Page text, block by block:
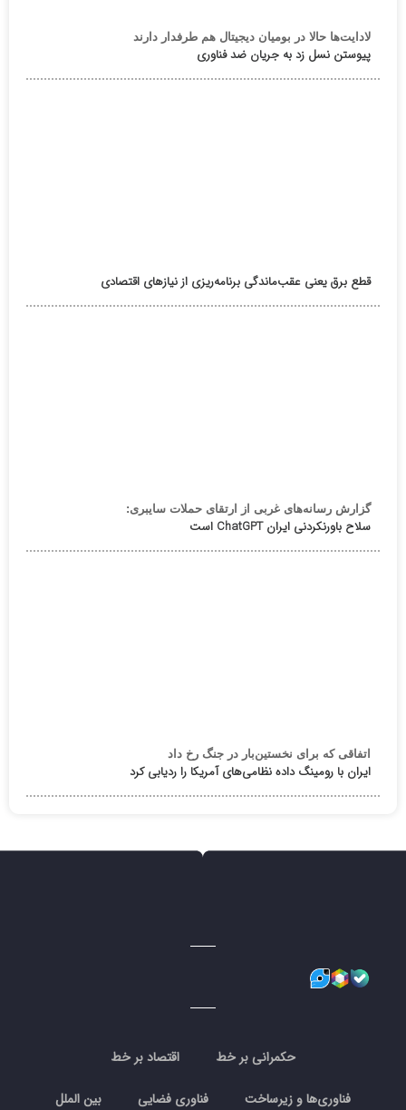
لادایت‌ها حالا در بومیان دیجیتال هم طرفدار دارند
پیوستن نسل زد به جریان ضد فناوری
قطع برق یعنی عقب‌ماندگی برنامه‌ریزی از نیازهای اقتصادی
گزارش رسانه‌های غربی از ارتقای حملات سایبری:
سلاح باورنکردنی ایران ChatGPT است
اتفاقی که برای نخستین‌بار در جنگ رخ داد
ایران با رومینگ داده نظامی‌های آمریکا را ردیابی کرد
حکمرانی بر خط اقتصاد بر خط
فناوری‌ها و زیرساخت فناوری فضایی بین الملل